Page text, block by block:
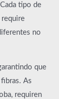
tipo de
require
no
que
As
requiren